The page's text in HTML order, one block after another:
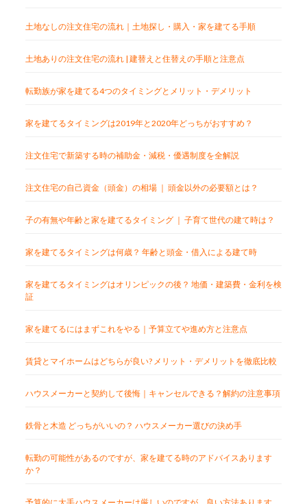
土地なしの注文住宅の流れ｜土地探し・購入・家を建てる手順
土地ありの注文住宅の流れ | 建替えと住替えの手順と注意点
転勤族が家を建てる4つのタイミングとメリット・デメリット
家を建てるタイミングは2019年と2020年どっちがおすすめ？
注文住宅で新築する時の補助金・減税・優遇制度を全解説
注文住宅の自己資金（頭金）の相場 ｜ 頭金以外の必要額とは？
子の有無や年齢と家を建てるタイミング ｜ 子育て世代の建て時は？
家を建てるタイミングは何歳？ 年齢と頭金・借入による建て時
家を建てるタイミングはオリンピックの後？ 地価・建築費・金利を検
証
家を建てるにはまずこれをやる｜予算立てや進め方と注意点
賃貸とマイホームはどちらが良い? メリット・デメリットを徹底比較
ハウスメーカーと契約して後悔｜キャンセルできる？解約の注意事項
鉄骨と木造 どっちがいいの？ ハウスメーカー選びの決め手
転勤の可能性があるのですが、家を建てる時のアドバイスあります
か？
予算的に大手ハウスメーカーは厳しいのですが、良い方法あります